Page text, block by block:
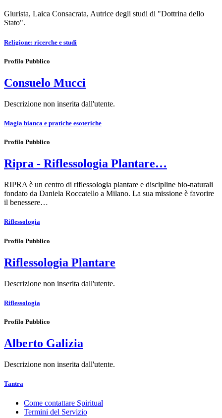
Giurista, Laica Consacrata, Autrice degli studi di "Dottrina dello
Stato".
Religione: ricerche e studi
Profilo Pubblico
Consuelo Mucci
Descrizione non inserita dall'utente.
Magia bianca e pratiche esoteriche
Profilo Pubblico
Ripra - Riflessologia Plantare…
RIPRA è un centro di riflessologia plantare e discipline bio-naturali
fondato da Daniela Roccatello a Milano. La sua missione è favorire
il benessere…
Riflessologia
Profilo Pubblico
Riflessologia Plantare
Descrizione non inserita dall'utente.
Riflessologia
Profilo Pubblico
Alberto Galizia
Descrizione non inserita dall'utente.
Tantra
Come contattare Spiritual
Termini del Servizio